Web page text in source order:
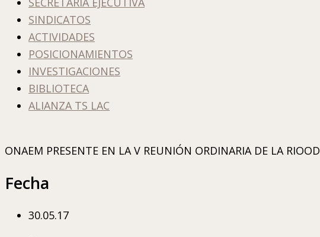
SINDICATOS
ACTIVIDADES
POSICIONAMIENTOS
INVESTIGACIONES
BIBLIOTECA
ALIANZA TS LAC
ONAEM PRESENTE EN LA V REUNIÓN ORDINARIA DE LA RIOOD
Fecha
30.05.17